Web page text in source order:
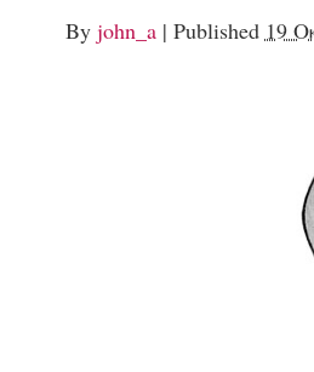
By john_a | Published 19